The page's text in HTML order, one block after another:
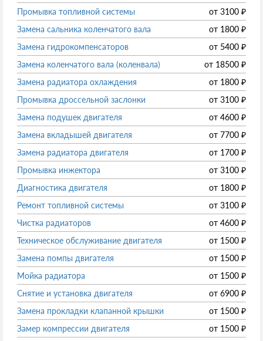
Промывка топливной системы
от 3100 ₽
Замена сальника коленчатого вала
от 1800 ₽
Замена гидрокомпенсаторов
от 5400 ₽
Замена коленчатого вала (коленвала)
от 18500 ₽
Замена радиатора охлаждения
от 1800 ₽
Промывка дроссельной заслонки
от 3100 ₽
Замена подушек двигателя
от 4600 ₽
Замена вкладышей двигателя
от 7700 ₽
Замена радиатора двигателя
от 1700 ₽
Промывка инжектора
от 3100 ₽
Диагностика двигателя
от 1800 ₽
Ремонт топливной системы
от 3100 ₽
Чистка радиаторов
от 4600 ₽
Техническое обслуживание двигателя
от 1500 ₽
Замена помпы двигателя
от 1500 ₽
Мойка радиатора
от 1500 ₽
Снятие и установка двигателя
от 6900 ₽
Замена прокладки клапанной крышки
от 1500 ₽
Замер компрессии двигателя
от 1500 ₽